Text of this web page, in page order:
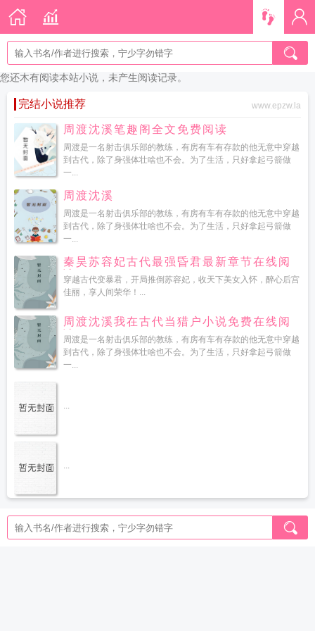
您还木有阅读本站小说，未产生阅读记录。
完结小说推荐 www.epzw.la
周渡沈溪笔趣阁全文免费阅读
周渡是一名射击俱乐部的教练，有房有车有存款的他无意中穿越
到古代，除了身强体壮啥也不会。为了生活，只好拿起弓箭做
一...
周渡沈溪
周渡是一名射击俱乐部的教练，有房有车有存款的他无意中穿越
到古代，除了身强体壮啥也不会。为了生活，只好拿起弓箭做
一...
秦昊苏容妃古代最强昏君最新章节在线阅
读
穿越古代变暴君，开局推倒苏容妃，收天下美女入怀，醉心后宫
佳丽，享人间荣华！...
周渡沈溪我在古代当猎户小说免费在线阅
读
周渡是一名射击俱乐部的教练，有房有车有存款的他无意中穿越
到古代，除了身强体壮啥也不会。为了生活，只好拿起弓箭做
一...
...
...